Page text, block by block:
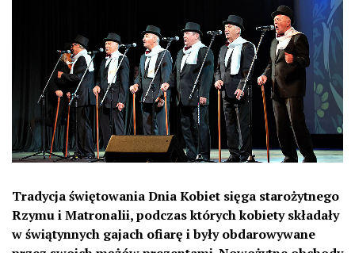
Tradycja świętowania Dnia Kobiet sięga starożytnego
Rzymu i Matronalii, podczas których kobiety składały
w świątynnych gajach ofiarę i były obdarowywane